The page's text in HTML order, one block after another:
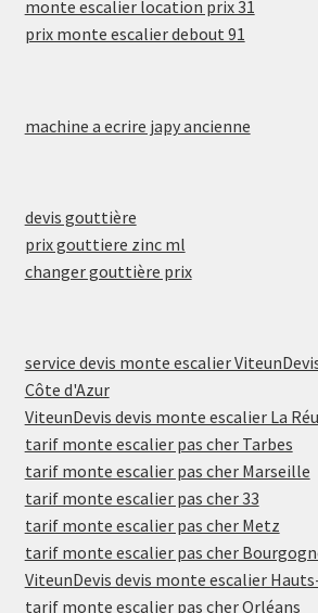
monte escalier location prix 31
prix monte escalier debout 91
machine a ecrire japy ancienne
devis gouttière
prix gouttiere zinc ml
changer gouttière prix
service devis monte escalier
Côte d'Azur
ViteunDevis devis monte escalier La
tarif monte escalier pas cher Tarbes
tarif monte escalier pas cher Marseille
tarif monte escalier pas cher 33
tarif monte escalier pas cher Metz
tarif monte escalier pas cher
ViteunDevis devis monte escalier
tarif monte escalier pas cher Orléans